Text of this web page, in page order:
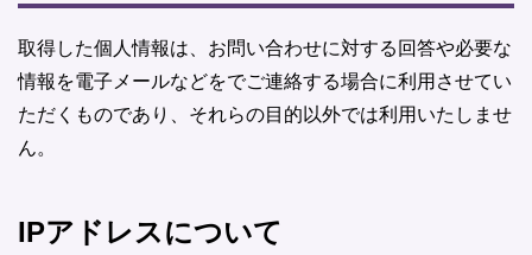
取得した個人情報は、お問い合わせに対する回答や必要な
情報を電子メールなどをでご連絡する場合に利用させてい
ただくものであり、それらの目的以外では利用いたしませ
ん。
IPアドレスについて